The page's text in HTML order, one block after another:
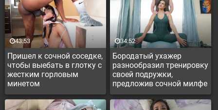
Пришел к сочной соседке,
чтобы выебать в глотку с
жестким горловым
минетом
43:53
Бородатый ухажер
разнообразил тренировку
своей подружки,
предложив сочной милфе
почпокаться
34:52